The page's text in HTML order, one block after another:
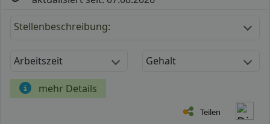
Stellenbeschreibung:
Arbeitszeit Gehalt
mehr Details
Teilen